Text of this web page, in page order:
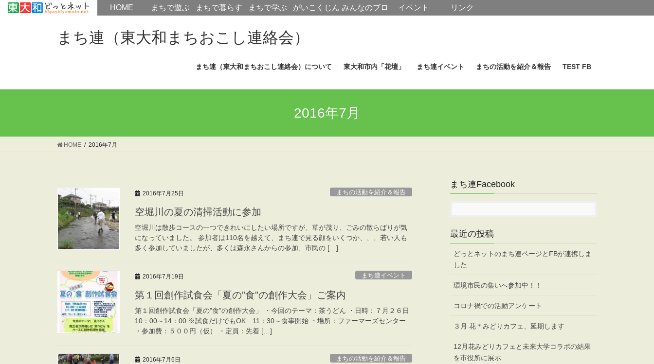
ス
ン
まち連（東大和まちおこし連絡会）
まち連（東大和まちおこし連絡会）について 東大和市内「花壇」 まち連イベント まちの活動を紹介＆報告 TEST FB
2016年7月
HOME 2016年7月
2016年7月25日 まちの活動を紹介＆報告
空堀川の夏の清掃活動に参加
空堀川は散歩コースの一つできれいにしたい場所ですが、草が茂り、ごみの散らばりが気
になっていました。 参加者は110名を越えて、まち連で見る顔をいくつか、、、若い人も
多く参加していましたが、多くは森永さんからの参加、市民の […]
2016年7月19日 まち連イベント
第１回創作試食会「夏の”食”の創作大会」ご案内
第１回創作試食会「夏の”食”の創作大会」 ・今回のテーマ：茶うどん ・日時：７月２６日
10：00～14：00 ※試食だけでもOK 11：30～食事開始 ・場所：ファーマーズセンター
・参加費：５００円（仮） ・定員：先着 […]
2016年7月6日 まちの活動を紹介＆報告
まち連Facebook
最近の投稿
どっとネットのまち連ページとFBが連携しま
した
環境市民の集いへ参加中！！
コロナ禍での活動アンケート
３月 花＊みどりカフェ、延期します
12月花みどりカフェと未来大学コラボの結果
を市役所に展示
HOMEHOME まちで遊ぶ まちで暮らす まちで学ぶ がいこくじん みんなのブロ
イベント リンク